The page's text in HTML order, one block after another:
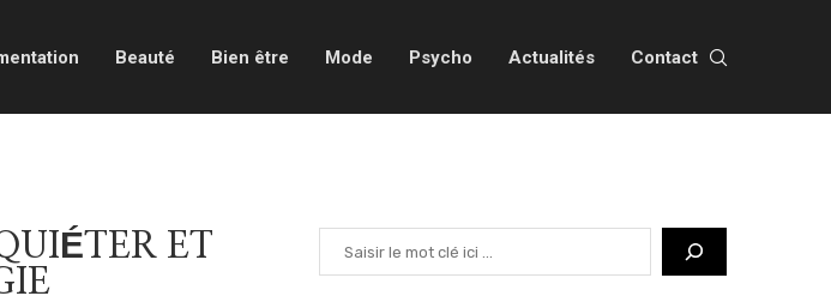
Beauté Bien être Mode Psycho Actualités Contact
ET